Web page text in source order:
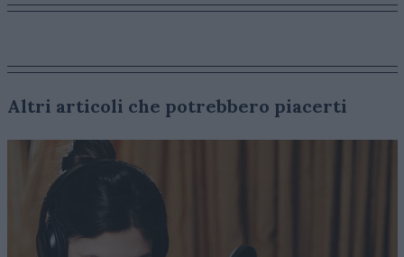
Altri articoli che potrebbero piacerti